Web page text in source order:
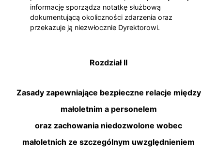
informację sporządza notatkę służbową
dokumentującą okoliczności zdarzenia oraz
przekazuje ją niezwłocznie Dyrektorowi.
Rozdział II
Zasady zapewniające bezpieczne relacje między
małoletnim a personelem
oraz zachowania niedozwolone wobec
małoletnich ze szczególnym uwzględnieniem